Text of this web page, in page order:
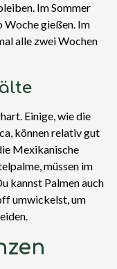
Im Sommer
Woche gießen. Im
alle zwei Wochen
Einige, wie die
können relativ gut
Mexikanische
müssen im
kannst Palmen auch
umwickelst, um